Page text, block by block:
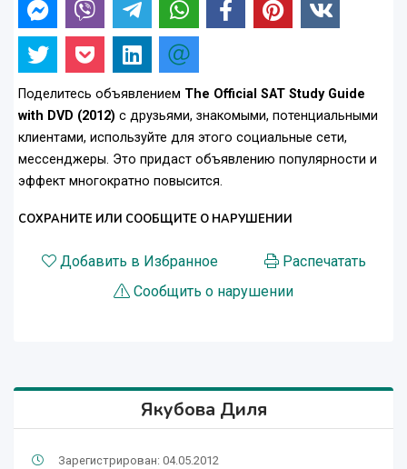
Поделитесь объявлением The Official SAT Study Guide
with DVD (2012) с друзьями, знакомыми, потенциальными
клиентами, используйте для этого социальные сети,
мессенджеры. Это придаст объявлению популярности и
эффект многократно повысится.
СОХРАНИТЕ ИЛИ СООБЩИТЕ О НАРУШЕНИИ
Добавить в Избранное
Распечатать
Сообщить о нарушении
Якубова Диля
Зарегистрирован: 04.05.2012